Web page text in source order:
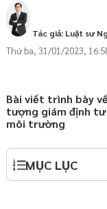
Tác giả: Luật sư
Thứ ba, 31/01/2023,
Bài viết trình bày
tượng giám định
môi trường
MỤC LỤC
phí qua zalo
sư trực tuyến online
gói
gói
đồng chuyển giao
lập doanh nghiệp
Luật Doanh